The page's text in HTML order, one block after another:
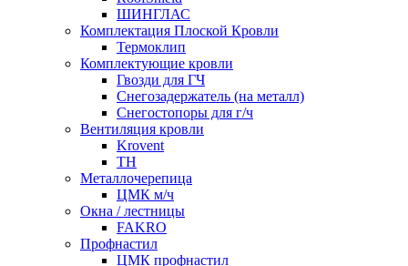
ШИНГЛАС
Комплектация Плоской Кровли
Термоклип
Комплектующие кровли
Гвозди для ГЧ
Снегозадержатель (на металл)
Снегостопоры для г/ч
Вентиляция кровли
Krovent
ТН
Металлочерепица
ЦМК м/ч
Окна / лестницы
FAKRO
Профнастил
ЦМК профнастил